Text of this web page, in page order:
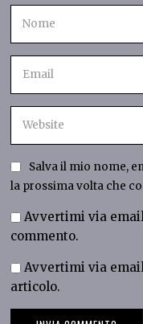
Salva il mio nome,
la prossima volta che
Avvertimi via
commento.
Avvertimi via
articolo.